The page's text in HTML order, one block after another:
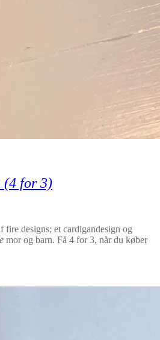
(4 for 3)
fire designs; et cardigandesign og
mor og barn. Få 4 for 3, når du køber